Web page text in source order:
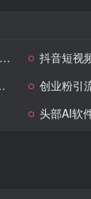
抖音短视
创业粉引
头部AI软件